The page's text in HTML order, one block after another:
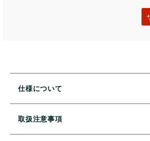
仕様について
取扱注意事項